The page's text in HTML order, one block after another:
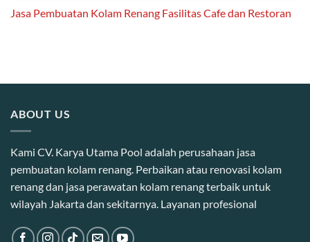
Jasa Pembuatan Kolam Renang Fasilitas Cafe dan Restoran
ABOUT US
Kami CV. Karya Utama Pool adalah perusahaan jasa
pembuatan kolam renang. Perbaikan atau renovasi kolam
renang dan jasa perawatan kolam renang terbaik untuk
wilayah Jakarta dan sekitarnya. Layanan profesional